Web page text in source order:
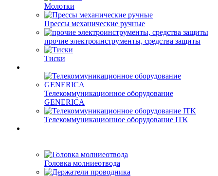
Молотки
Прессы механические ручные
прочие электроинструменты, средства защиты
Тиски
Телекоммуникационное оборудование
GENERICA
Телекоммуникационное оборудование ITK
Головка молниеотвода